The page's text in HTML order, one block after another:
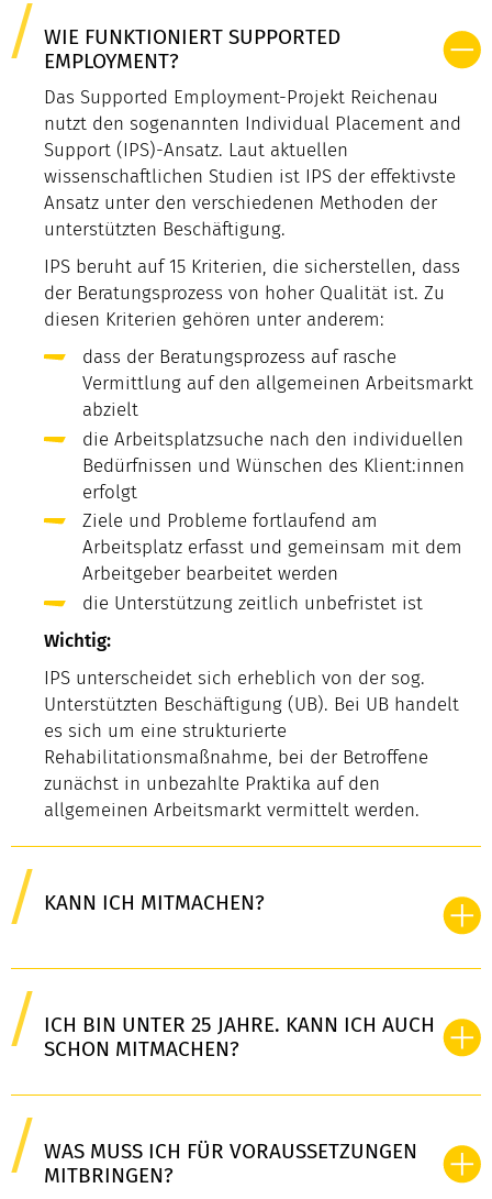
WIE FUNKTIONIERT SUPPORTED
EMPLOYMENT?
Das Supported Employment-Projekt Reichenau
nutzt den sogenannten Individual Placement and
Support (IPS)-Ansatz. Laut aktuellen
wissenschaftlichen Studien ist IPS der effektivste
Ansatz unter den verschiedenen Methoden der
unterstützten Beschäftigung.
IPS beruht auf 15 Kriterien, die sicherstellen, dass
der Beratungsprozess von hoher Qualität ist. Zu
diesen Kriterien gehören unter anderem:
dass der Beratungsprozess auf rasche
Vermittlung auf den allgemeinen Arbeitsmarkt
abzielt
die Arbeitsplatzsuche nach den individuellen
Bedürfnissen und Wünschen des Klient:innen
erfolgt
Ziele und Probleme fortlaufend am
Arbeitsplatz erfasst und gemeinsam mit dem
Arbeitgeber bearbeitet werden
die Unterstützung zeitlich unbefristet ist
Wichtig:
IPS unterscheidet sich erheblich von der sog.
Unterstützten Beschäftigung (UB). Bei UB handelt
es sich um eine strukturierte
Rehabilitationsmaßnahme, bei der Betroffene
zunächst in unbezahlte Praktika auf den
allgemeinen Arbeitsmarkt vermittelt werden.
KANN ICH MITMACHEN?
ICH BIN UNTER 25 JAHRE. KANN ICH AUCH
SCHON MITMACHEN?
WAS MUSS ICH FÜR VORAUSSETZUNGEN
MITBRINGEN?